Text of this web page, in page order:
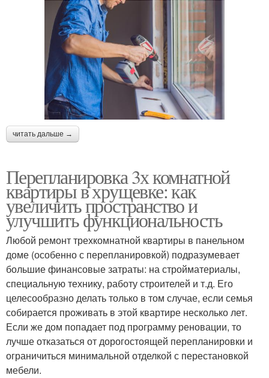
читать дальше →
Перепланировка 3х комнатной
квартиры в хрущевке: как
увеличить пространство и
улучшить функциональность
Любой ремонт трехкомнатной квартиры в панельном
доме (особенно с перепланировкой) подразумевает
большие финансовые затраты: на стройматериалы,
специальную технику, работу строителей и т.д. Его
целесообразно делать только в том случае, если семья
собирается проживать в этой квартире несколько лет.
Если же дом попадает под программу реновации, то
лучше отказаться от дорогостоящей перепланировки и
ограничиться минимальной отделкой с перестановкой
мебели.